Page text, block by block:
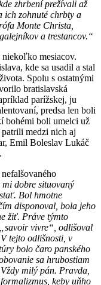
zhrbení prežívali až
ich zohnuté chrbty a
Monte Christa,
a trestancov.“
niekoľko mesiacov.
kde sa usadil a stal
Spolu s ostatnými
bratislavská
parížskej, ju
predsa len boli
bohémi boli umelci už
medzi nich aj
Emil Boleslav Lukáč
mi dobre situovaný
Bol hmotne
disponoval, bola jeho
žiť. Práve týmto
vivre“, odlišoval
tejto odlišnosti, v
bolo čaro panského
sa hrubostiam
milý pán. Pravda,
keby uňho